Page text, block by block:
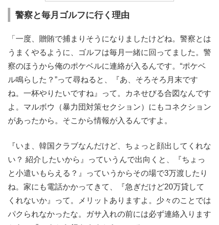
警察と毎月ゴルフに行く理由
「一度、贈賄で捕まりそうになりましたけどね。警察とは
うまくやるように、ゴルフは毎月一緒に回ってました。警
察のほうから俺のポケベルに連絡が入るんです。“ポケベ
ル鳴らした？”って尋ねると、『あ、そろそろ月末です
ね。一杯やりたいですね』って。カネせびる合図なんです
よ。マルボウ（暴力団対策セクション）にもコネクション
があったから。そこから情報が入るんですよ。
『いま、韓国クラブなんだけど、ちょっと顔出してくれな
い？ 紹介したいから』っていうんで出向くと、『ちょっ
と小遣いもらえる？』っていうからその場で3万渡したり
ね。家にも電話かかってきて、『急ぎだけど20万貸して
くれないか』って。メリットありますよ。少々のことでは
パクられなかったな。ガサ入れの前には必ず連絡入ります